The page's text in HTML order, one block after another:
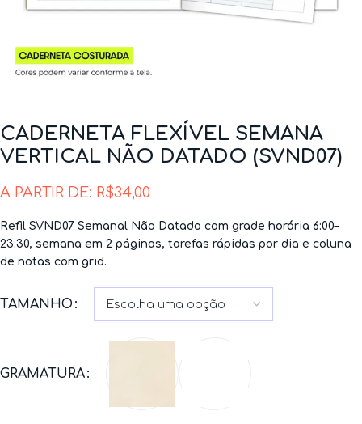
CADERNETA FLEXÍVEL SEMANA
VERTICAL NÃO DATADO (SVND07)
A PARTIR DE: R$34,00
Refil SVND07 Semanal Não Datado com grade horária 6:00–
23:30, semana em 2 páginas, tarefas rápidas por dia e coluna
de notas com grid.
TAMANHO
GRAMATURA